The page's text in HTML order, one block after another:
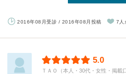
2016年08月受診 / 2016年08月投稿 7人
5.0
ＴＡＯ（本人・30代・女性・掲載